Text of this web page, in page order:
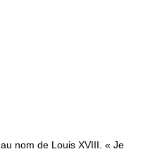
au nom de Louis XVIII. « Je